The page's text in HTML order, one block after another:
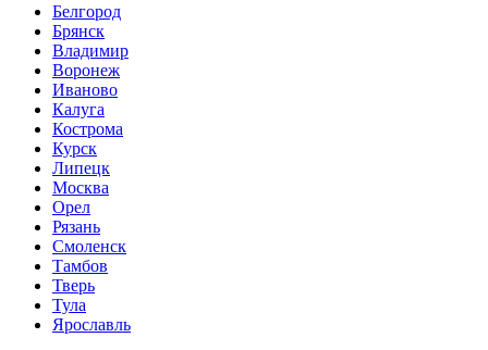
Белгород
Брянск
Владимир
Воронеж
Иваново
Калуга
Кострома
Курск
Липецк
Москва
Орел
Рязань
Смоленск
Тамбов
Тверь
Тула
Ярославль